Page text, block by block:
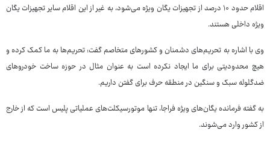
اقلام حدود ۱۰ درصد از تجهیزات یگان ویژه می‌شود، به غیر از این اقلام سایر تجهیزات یگان
ویژه داخلی هستند.
وی با اشاره به تحریم‌های دشمنان و کشورهای متخاصم گفت: تحریم‌ها به ما کمک کرده و
هیچ محدودیتی برای ما ایجاد نکرده است به عنوان مثال در حوزه ساخت خودروهای
ضدگلوله سبک و سنگین در منطقه حرف برای گفتن داریم.
به گفته فرمانده یگان‌های ویژه فراجا، تنها موتورسیکلت‌های عملیاتی پلیس است که از خارج
از کشور وارد می‌شوند.